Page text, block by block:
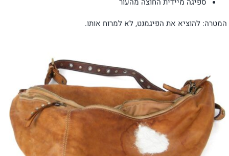
המטרה: להוציא את הפיגמנט, לא למרוח אותו.